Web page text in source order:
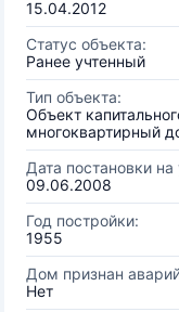
15.04.2012
Статус объекта:
Ранее учтенный
Тип объекта:
Объект
многоквартирный
Дата постановки на
09.06.2008
Год постройки:
1955
Дом признан
Нет